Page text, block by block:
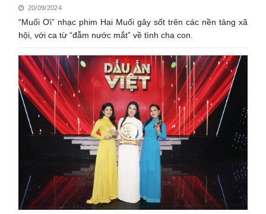
20/09/2024
“Muối Ơi” nhạc phim Hai Muối gây sốt trên các nền tảng xã
hội, với ca từ “đẫm nước mắt” về tình cha con.